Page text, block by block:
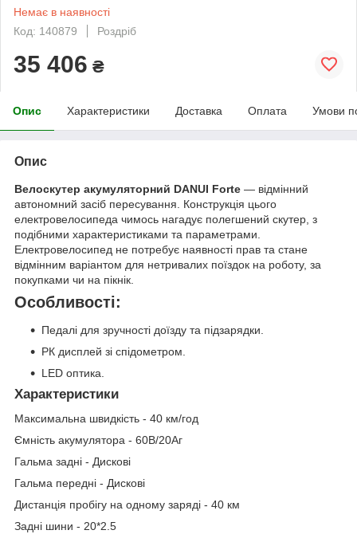
Немає в наявності
Код: 140879
Роздріб
35 406 ₴
Опис Характеристики Доставка Оплата Умови
Опис
Велоскутер акумуляторний DANUI Forte — відмінний
автономний засіб пересування. Конструкція цього
електровелосипеда чимось нагадує полегшений скутер, з
подібними характеристиками та параметрами.
Електровелосипед не потребує наявності прав та стане
відмінним варіантом для нетривалих поїздок на роботу, за
покупками чи на пікнік.
Особливості:
Педалі для зручності доїзду та підзарядки.
РК дисплей зі спідометром.
LED оптика.
Характеристики
Максимальна швидкість - 40 км/год
Ємність акумулятора - 60В/20Аг
Гальма задні - Дискові
Гальма передні - Дискові
Дистанція пробігу на одному заряді - 40 км
Задні шини - 20*2.5